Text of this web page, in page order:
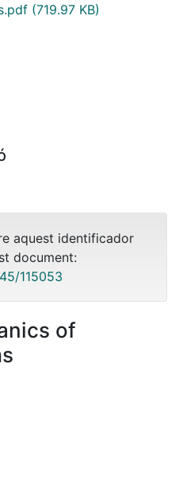
(719.97 KB)
aquest identificador
document:
115053
of